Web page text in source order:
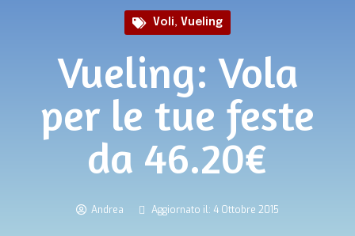
Voli, Vueling
Vueling: Vola
per le tue feste
da 46.20€
Andrea Aggiornato il: 4 Ottobre 2015